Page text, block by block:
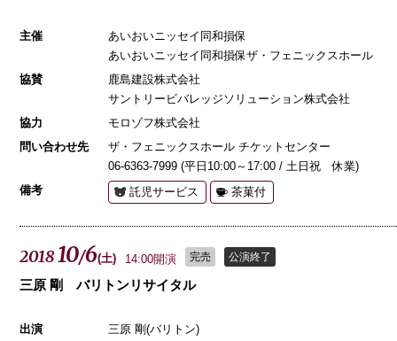
主催
あいおいニッセイ同和損保
あいおいニッセイ同和損保ザ・フェニックスホール
協賛
鹿島建設株式会社
サントリービバレッジソリューション株式会社
協力
モロゾフ株式会社
問い合わせ先
ザ・フェニックスホール チケットセンター
06-6363-7999 (平日10:00～17:00 / 土日祝 休業)
備考
託児サービス 茶菓付
201810/6(土) 14:00開演 完売 公演終了
三原 剛 バリトンリサイタル
出演
三原 剛(バリトン)